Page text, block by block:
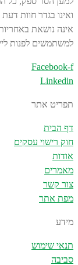
ואינו בגדר חוות
אינה נושאת
למשתמשים לפנות
Facebook-f
Linkedin
תפריט אתר
דף הבית
חוק רישוי עסקים
אודות
מאמרים
צור קשר
מפת אתר
מידע
תנאי שימוש
סביבה